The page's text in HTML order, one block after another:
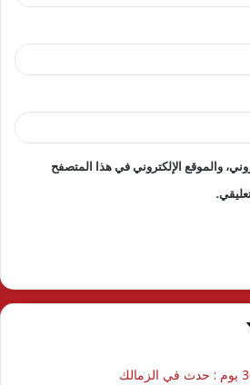
والموقع الإلكتروني في هذا المتصفح